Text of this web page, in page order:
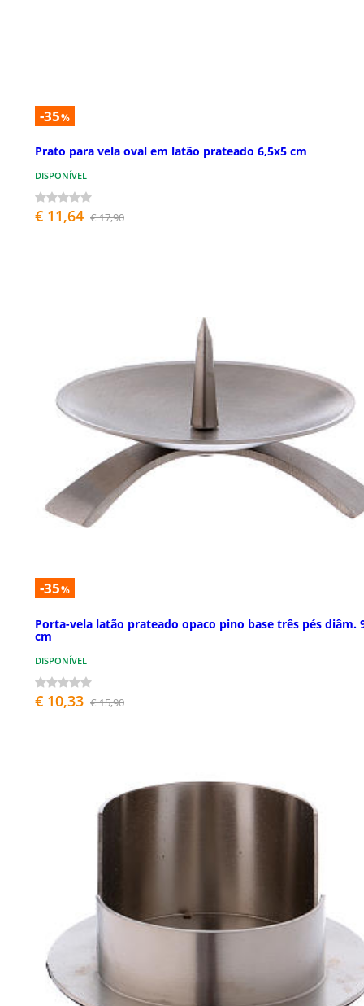
-35%
Prato para vela oval em latão prateado 6,5x5 cm
DISPONÍVEL
€ 11,64 € 17,90
-35%
Porta-vela latão prateado opaco pino base três pés diâm.
cm
DISPONÍVEL
€ 10,33 € 15,90